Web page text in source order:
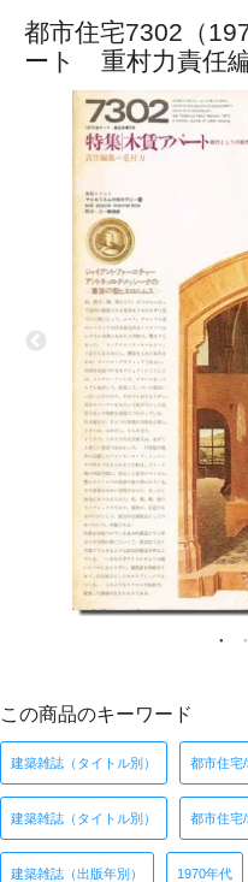
都市住宅7302（
ート 重村力責任
この商品のキーワード
建築雑誌（タイトル別） 都市住宅
建築雑誌（タイトル別） 都市住宅
建築雑誌（出版年別） 1970年代